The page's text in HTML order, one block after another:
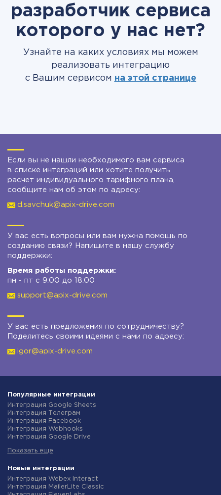
разработчик сервиса
которого у нас нет?
Узнайте на каких условиях мы можем
реализовать интеграцию
с Вашим сервисом на этой странице
Если вы не нашли необходимого вам сервиса
в списке интеграций или хотите получить
расчет индивидуального тарифного плана,
сообщите нам об этом по адресу:
d.savchuk@apix-drive.com
У вас есть вопросы или вам нужна помощь по
созданию связи? Напишите в нашу службу
поддержки:
Время работы поддержки:
пн - пт с 9:00 до 18:00
support@apix-drive.com
У вас есть предложения по сотрудничеству?
Поделитесь своими идеями с нами по адресу:
igor@apix-drive.com
Популярные интеграции
Интеграция Google Sheets
Интеграция Телеграм
Интеграция Facebook
Интеграция Webhooks
Интеграция Google Drive
Интеграция Gmail
Интеграция Новая Почта
Интеграция Binotel
Интеграция OpenAI (ChatGPT)
Интеграция Prom
Показать еще
Новые интеграции
Интеграция Webex Interact
Интеграция MailerLite Classic